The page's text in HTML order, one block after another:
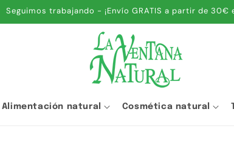
Seguimos trabajando - ¡Envío GRATIS a partir de 30€
Alimentación natural Cosmética natural